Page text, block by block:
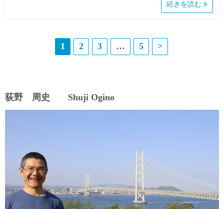
続きを読む
ペ
り
1 2 3 … 5 >
荻野 周史 Shuji Ogino